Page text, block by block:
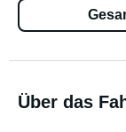
Über das